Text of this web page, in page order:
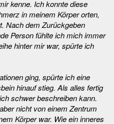
kenne. Ich konnte diese
in meinem Körper orten,
Nach dem Zurückgeben
Person fühlte ich mich immer
hinter mir war, spürte ich
ging, spürte ich eine
hinauf stieg. Als alles fertig
schwer beschreiben kann.
nicht von einem Zentrum
Körper war. Wie ein inneres